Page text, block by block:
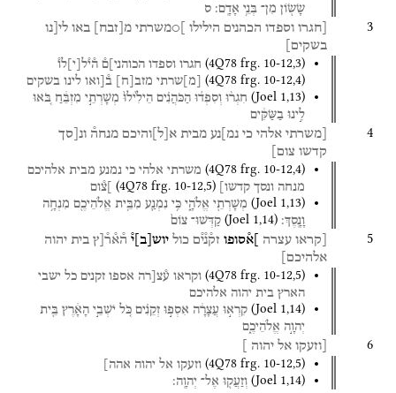
שָׂשׂ֖וֹן מִן־ בְּנֵ֥י אָדָֽם׃ ס
3 [חגרו וספדו הכהנים הילילו ]○משרתי מ זבח באו לי[נו
בשקים]
(4Q78 frg. 10-12,3) חגרו וספדו הכוהני]ם֯ ה֯י֯ל י לו֯
(4Q78 frg. 10-12,4) מ שרתי מזב ח ב֯[ואו לינו בשקים
(Joel 1,13) חִגְר֨וּ וְסִפְד֜וּ הַכֹּהֲנִ֗ים הֵילִ֙ילוּ֙ מְשָׁרְתֵ֣י מִזְבֵּ֔חַ בֹּ֚אוּ
לִ֣ינוּ בַשַּׂקִּ֔ים
4 [משרתי אלהי כי נמ]נע מבית א ל והיכם מנחה֯ ונ[סך
קדשו צום]
(4Q78 frg. 10-12,4) משרתי אלהי כי נמנע מבית אלהיכם
מנחה ונסך קדשו] (4Q78 frg. 10-12,5) ]צ֯ום
(Joel 1,13) מְשָׁרְתֵ֖י אֱלֹהָ֑י כִּ֥י נִמְנַ֛ע מִבֵּ֥ית אֱלֹהֵיכֶ֖ם מִנְחָ֥ה
וָנָֽסֶךְ׃
(Joel 1,14) קַדְּשׁוּ־ צוֹם֙
5 [קראו עצרה ]א֯סופו זק֯נ֯י֯ם כול יוש ב י֯ ה֯א֯ר֯[ץ בית יהוה
אלהיכם]
(4Q78 frg. 10-12,5) וקראו ע֯צ[רה אספו זקנים כל ישבי
הארץ בית יהוה אלהיכם
(Joel 1,14) קִרְא֣וּ עֲצָרָ֔ה אִסְפ֣וּ זְקֵנִ֗ים כֹּ֚ל יֹשְׁבֵ֣י הָאָ֔רֶץ בֵּ֖ית
יְהוָ֣ה אֱלֹהֵיכֶ֑ם
6 [וזעקו אל יהוה
(4Q78 frg. 10-12,5) וזעקו אל יהוה אהה]
(Joel 1,14) וְזַעֲק֖וּ אֶל־ יְהוָֽה׃